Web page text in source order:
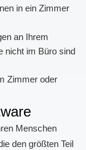
in ein Zimmer
an Ihrem
nicht im Büro sind
Zimmer oder
Menschen
den größten Teil